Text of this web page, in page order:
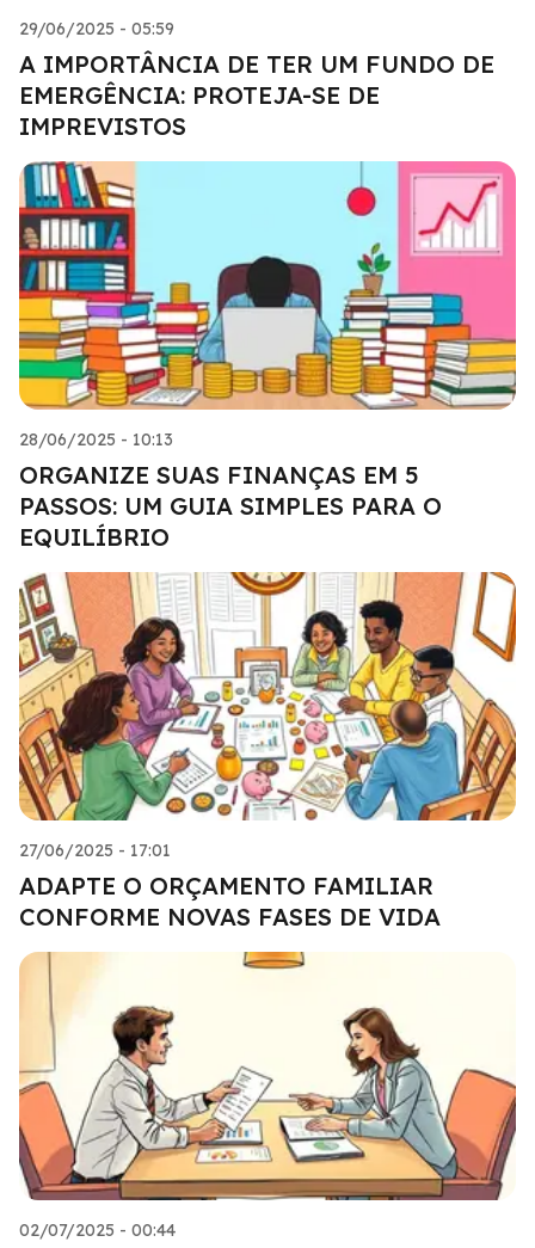
29/06/2025 - 05:59
A IMPORTÂNCIA DE TER UM FUNDO DE
EMERGÊNCIA: PROTEJA-SE DE
IMPREVISTOS
28/06/2025 - 10:13
ORGANIZE SUAS FINANÇAS EM 5
PASSOS: UM GUIA SIMPLES PARA O
EQUILÍBRIO
27/06/2025 - 17:01
ADAPTE O ORÇAMENTO FAMILIAR
CONFORME NOVAS FASES DE VIDA
02/07/2025 - 00:44